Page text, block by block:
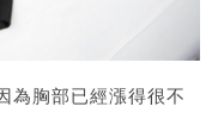
為胸部已經漲得很不